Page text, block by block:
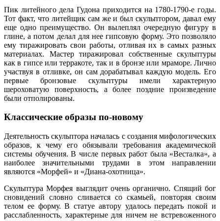
Пик литейного дела Гудона приходится на 1780-1790-е годы.
Тот факт, что литейщик сам же и был скульптором, давал ему
еще одно преимущество. Он вылеплял очередную фигуру в
глине, а потом делал для нее гипсовую форму. Это позволяло
ему тиражировать свои работы, отливая их в самых разных
материалах. Мастер тиражировал собственные скульптуры
как в гипсе или терракоте, так и в бронзе или мраморе. Лично
участвуя в отливке, он сам дорабатывал каждую модель. Его
первые бронзовые скульптуры имели характерную
шероховатую поверхность, а более поздние произведение
были отполированы.
Классические образы по-новому
Деятельность скульптора началась с создания мифологических
образов, к чему его обязывали требования академической
системы обучения. В числе первых работ была «Весталка», а
наиболее значительными трудами в этом направлении
являются «Морфей» и «Диана-охотница».
Скульптура Морфея выглядит очень органично. Спящий бог
сновидений словно сливается со скамьей, повторяя своим
телом ее форму. В статуе автору удалось передать покой и
расслабленность, характерные для ничем не встревоженного